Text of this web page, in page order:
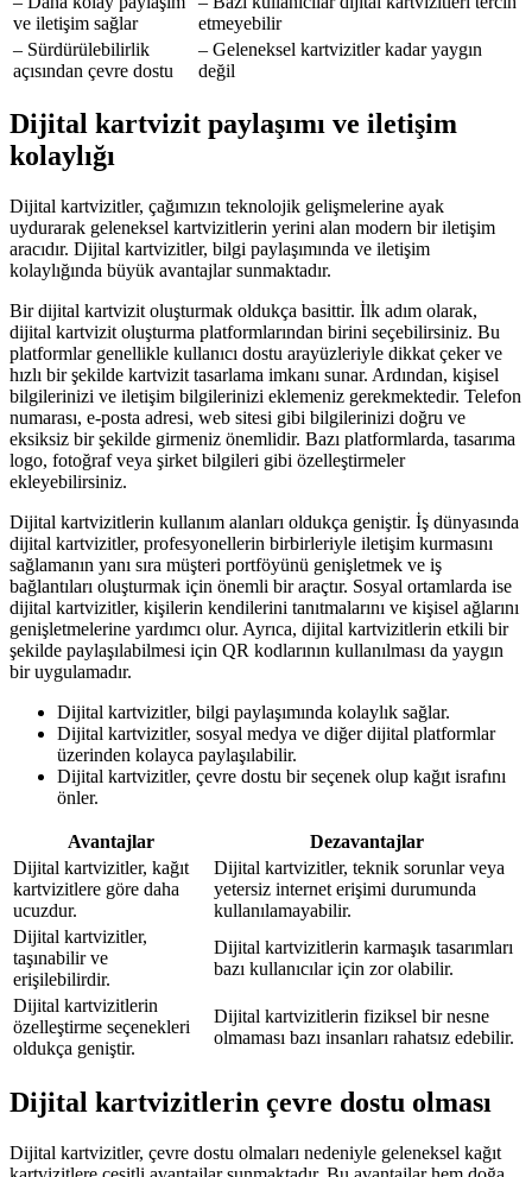
ve iletişim sağlar
etmeyebilir
– Sürdürülebilirlik
açısından çevre dostu
– Geleneksel kartvizitler kadar yaygın
değil
Dijital kartvizit paylaşımı ve iletişim
kolaylığı
Dijital kartvizitler, çağımızın teknolojik gelişmelerine ayak
uydurarak geleneksel kartvizitlerin yerini alan modern bir iletişim
aracıdır. Dijital kartvizitler, bilgi paylaşımında ve iletişim
kolaylığında büyük avantajlar sunmaktadır.
Bir dijital kartvizit oluşturmak oldukça basittir. İlk adım olarak,
dijital kartvizit oluşturma platformlarından birini seçebilirsiniz. Bu
platformlar genellikle kullanıcı dostu arayüzleriyle dikkat çeker ve
hızlı bir şekilde kartvizit tasarlama imkanı sunar. Ardından, kişisel
bilgilerinizi ve iletişim bilgilerinizi eklemeniz gerekmektedir. Telefon
numarası, e-posta adresi, web sitesi gibi bilgilerinizi doğru ve
eksiksiz bir şekilde girmeniz önemlidir. Bazı platformlarda, tasarıma
logo, fotoğraf veya şirket bilgileri gibi özelleştirmeler
ekleyebilirsiniz.
Dijital kartvizitlerin kullanım alanları oldukça geniştir. İş dünyasında
dijital kartvizitler, profesyonellerin birbirleriyle iletişim kurmasını
sağlamanın yanı sıra müşteri portföyünü genişletmek ve iş
bağlantıları oluşturmak için önemli bir araçtır. Sosyal ortamlarda ise
dijital kartvizitler, kişilerin kendilerini tanıtmalarını ve kişisel ağlarını
genişletmelerine yardımcı olur. Ayrıca, dijital kartvizitlerin etkili bir
şekilde paylaşılabilmesi için QR kodlarının kullanılması da yaygın
bir uygulamadır.
Dijital kartvizitler, bilgi paylaşımında kolaylık sağlar.
Dijital kartvizitler, sosyal medya ve diğer dijital platformlar
üzerinden kolayca paylaşılabilir.
Dijital kartvizitler, çevre dostu bir seçenek olup kağıt israfını
önler.
Avantajlar
Dezavantajlar
Dijital kartvizitler, kağıt
kartvizitlere göre daha
ucuzdur.
Dijital kartvizitler, teknik sorunlar veya
yetersiz internet erişimi durumunda
kullanılamayabilir.
Dijital kartvizitler,
taşınabilir ve
erişilebilirdir.
Dijital kartvizitlerin karmaşık tasarımları
bazı kullanıcılar için zor olabilir.
Dijital kartvizitlerin
özelleştirme seçenekleri
oldukça geniştir.
Dijital kartvizitlerin fiziksel bir nesne
olmaması bazı insanları rahatsız edebilir.
Dijital kartvizitlerin çevre dostu olması
Dijital kartvizitler, çevre dostu olmaları nedeniyle geleneksel kağıt